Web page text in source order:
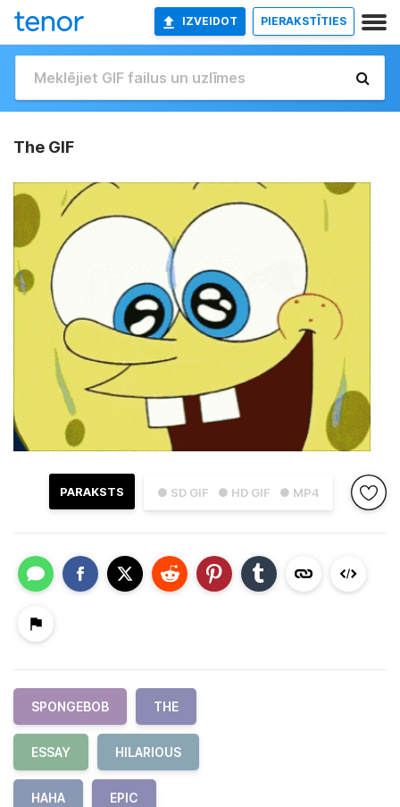
IZVEIDOT PIERAKSTĪTIES
The GIF
● SD GIF ● HD GIF ● MP4
PARAKSTS
SPONGEBOB THE
ESSAY HILARIOUS
HAHA EPIC